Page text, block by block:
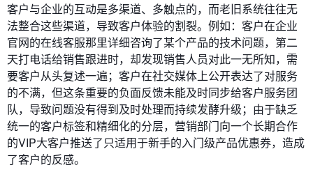
客户与企业的互动是多渠道、多触点的，而老旧系统往往无
法整合这些渠道，导致客户体验的割裂。例如：客户在企业
官网的在线客服那里详细咨询了某个产品的技术问题，第二
天打电话给销售跟进时，却发现销售人员对此一无所知，需
要客户从头复述一遍；客户在社交媒体上公开表达了对服务
的不满，但这条重要的负面反馈未能及时同步给客户服务团
队，导致问题没有得到及时处理而持续发酵升级；由于缺乏
统一的客户标签和精细化的分层，营销部门向一个长期合作
的VIP大客户推送了只适用于新手的入门级产品优惠券，造成
了客户的反感。